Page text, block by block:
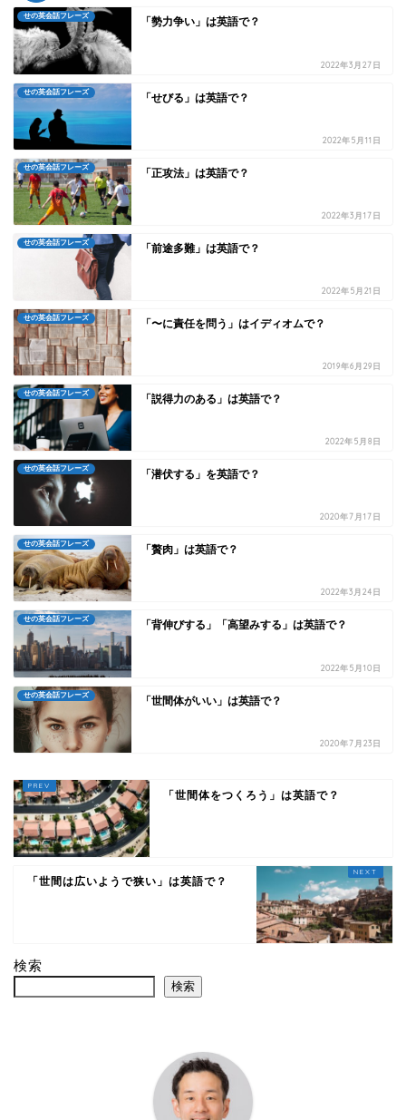
せの英会話フレーズ 「勢力争い」は英語で？
2022年3月27日
せの英会話フレーズ 「せびる」は英語で？
2022年5月11日
せの英会話フレーズ 「正攻法」は英語で？
2022年3月17日
せの英会話フレーズ 「前途多難」は英語で？
2022年5月21日
せの英会話フレーズ 「〜に責任を問う」はイディオムで？
2019年6月29日
せの英会話フレーズ 「説得力のある」は英語で？
2022年5月8日
せの英会話フレーズ 「潜伏する」を英語で？
2020年7月17日
せの英会話フレーズ 「贅肉」は英語で？
2022年3月24日
せの英会話フレーズ 「背伸びする」「高望みする」は英語で？
2022年5月10日
せの英会話フレーズ 「世間体がいい」は英語で？
2020年7月23日
「世間体をつくろう」は英語で？
「世間は広いようで狭い」は英語で？
検索
検索